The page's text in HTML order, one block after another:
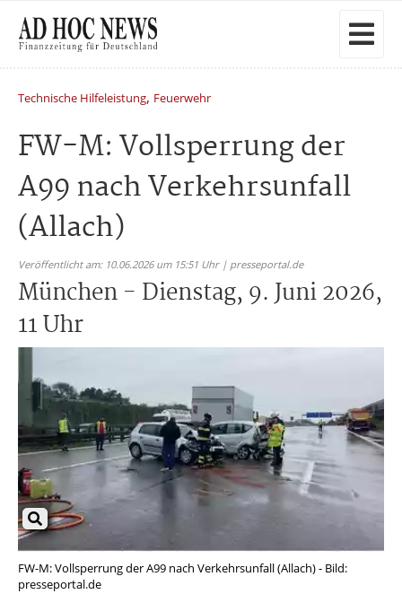
Technische Hilfeleistung, Feuerwehr
FW-M: Vollsperrung der
A99 nach Verkehrsunfall
(Allach)
Veröffentlicht am: 10.06.2026 um 15:51 Uhr | presseportal.de
München - Dienstag, 9. Juni 2026,
11 Uhr
FW-M: Vollsperrung der A99 nach Verkehrsunfall (Allach) - Bild:
presseportal.de